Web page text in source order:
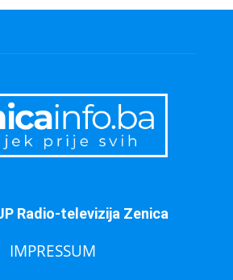
Radio-televizija Zenica
IMPRESSUM